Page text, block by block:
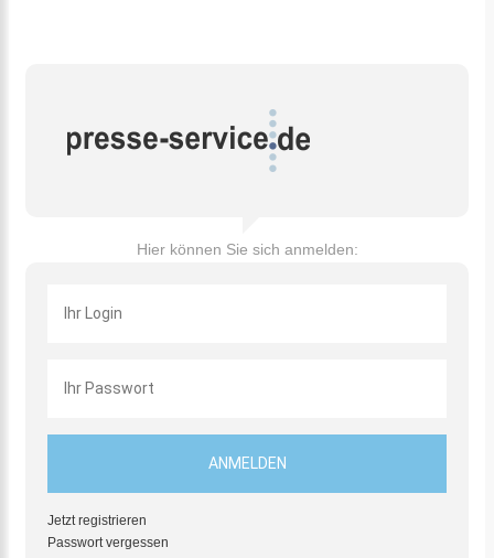
Hier können Sie sich anmelden:
Jetzt registrieren
Passwort vergessen